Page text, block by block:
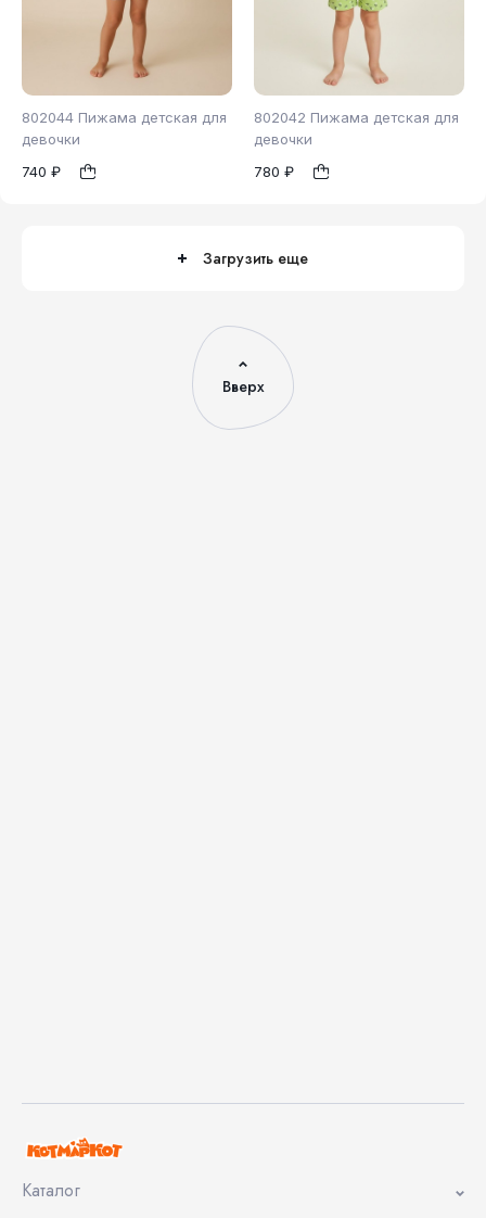
802044 Пижама детская для
девочки
740 ₽
110 116
802042 Пижама детская для
девочки
780 ₽
98 110
Загрузить еще
Вверх
Каталог